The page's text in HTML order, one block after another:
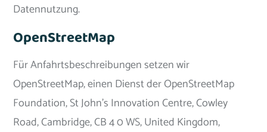
Datennutzung.
OpenStreetMap
Für Anfahrtsbeschreibungen setzen wir
OpenStreetMap, einen Dienst der OpenStreetMap
Foundation, St John’s Innovation Centre, Cowley
Road, Cambridge, CB 4 0 WS, United Kingdom,